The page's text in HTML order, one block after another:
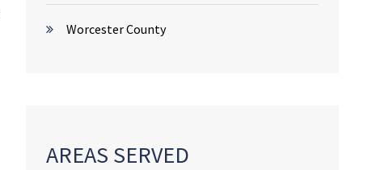
Worcester County
AREAS SERVED